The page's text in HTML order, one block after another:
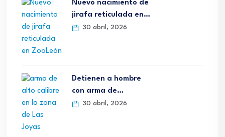
Nuevo nacimiento de
jirafa reticulada en…
30 abril, 2026
Detienen a hombre
con arma de…
30 abril, 2026